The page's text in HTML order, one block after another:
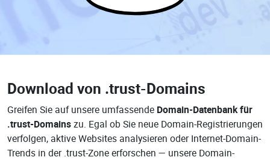
Download von .trust-Domains
Greifen Sie auf unsere umfassende Domain-Datenbank für
.trust-Domainszu. Egal ob Sie neue Domain-Registrierungen
verfolgen, aktive Websites analysieren oder Internet-Domain-
Trends in der .trust-Zone erforschen — unsere Domain-